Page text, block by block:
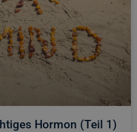
Hormon (Teil 1)